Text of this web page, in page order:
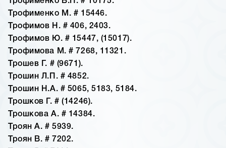
Трофименко М. # 15446.
Трофимов Н. # 406, 2403.
Трофимов Ю. # 15447, (15017).
Трофимова М. # 7268, 11321.
Трошев Г. # (9671).
Трошин Л.П. # 4852.
Трошин Н.А. # 5065, 5183, 5184.
Трошков Г. # (14246).
Трошкова А. # 14384.
Троян А. # 5939.
Троян В. # 7202.